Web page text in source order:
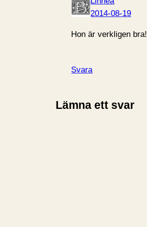
2014-08-19
Hon är verkligen bra!
Svara
Lämna ett svar